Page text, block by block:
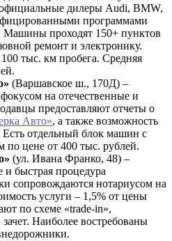
официальные дилеры Audi, BMW,
программами
Машины проходят 150+ пунктов
ремонт и электронику.
тыс. км пробега. Средняя
(Варшавское ш., 170Д) –
на отечественные и
предоставляют отчеты о
Авто», а также возможность
Есть отдельный блок машин с
по цене от 400 тыс. рублей.
(ул. Ивана Франко, 48) –
и быстрая процедура
сопровождаются нотариусом на
услуги – 1,5% от цены
по схеме «trade-in»,
Наиболее востребованы